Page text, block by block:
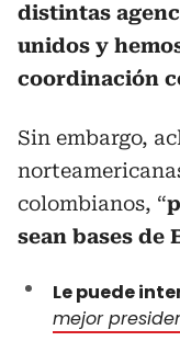
distintas
unidos y
coordinación
Sin embargo,
colombianos, “
sean bases de
Le puede
mejor